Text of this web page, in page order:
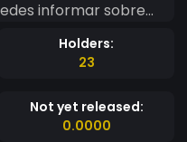
que la
de
en la que
la experiencia
Holders:
23
Not yet released:
0.0000